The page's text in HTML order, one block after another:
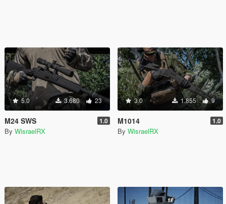
5.0 3.680 23
M24 SWS 1.0
By WisraelRX
3.0 1.855 9
M1014 1.0
By WisraelRX